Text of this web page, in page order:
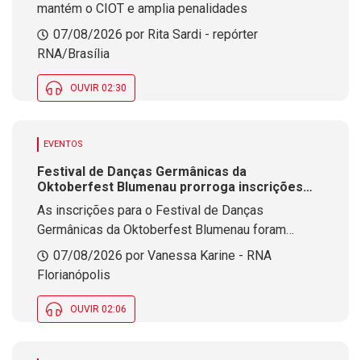
mantém o CIOT e amplia penalidades
07/08/2026 por Rita Sardi - repórter
RNA/Brasília
OUVIR 02:30
EVENTOS
Festival de Danças Germânicas da
Oktoberfest Blumenau prorroga inscrições
até 18 de agosto
As inscrições para o Festival de Danças
Germânicas da Oktoberfest Blumenau foram
prorrogadas. Considerado o maior evento do
gênero no Brasil, o festival será realizado durante
diferentes regiões.
07/08/2026 por Vanessa Karine - RNA
Florianópolis
OUVIR 02:06